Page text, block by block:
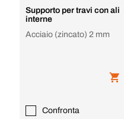
Supporto per travi con ali
interne
Acciaio (zincato) 2 mm
Confronta